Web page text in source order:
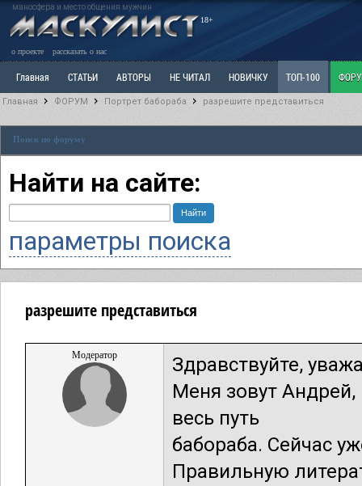
маносфера и место общения мужчин
18+
о проекте рассказать о нас
Главная СТАТЬИ АВТОРЫ НЕ ЧИТАЛ НОВИЧКУ ТОП-100
Ветка: Расстаюсь или Развожусь. САНЧАС Ветка: Наболевшее. Выскажись!
РАЗДЕЛ: Разное
Главная ФОРУМ Портрет бабораба разрешите представиться
Поиск по форуму
Найти на сайте:
параметры поиска
разрешите представиться
Модератор
Здравствуйте,
Меня зовут
весь путь
бабораба. Сейчас
Правильную